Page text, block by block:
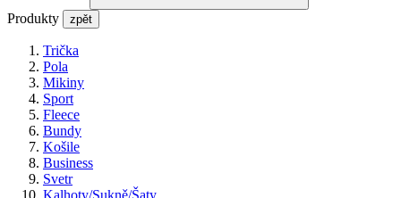
Produkty zpět
Trička
Pola
Mikiny
Sport
Fleece
Bundy
Košile
Business
Svetr